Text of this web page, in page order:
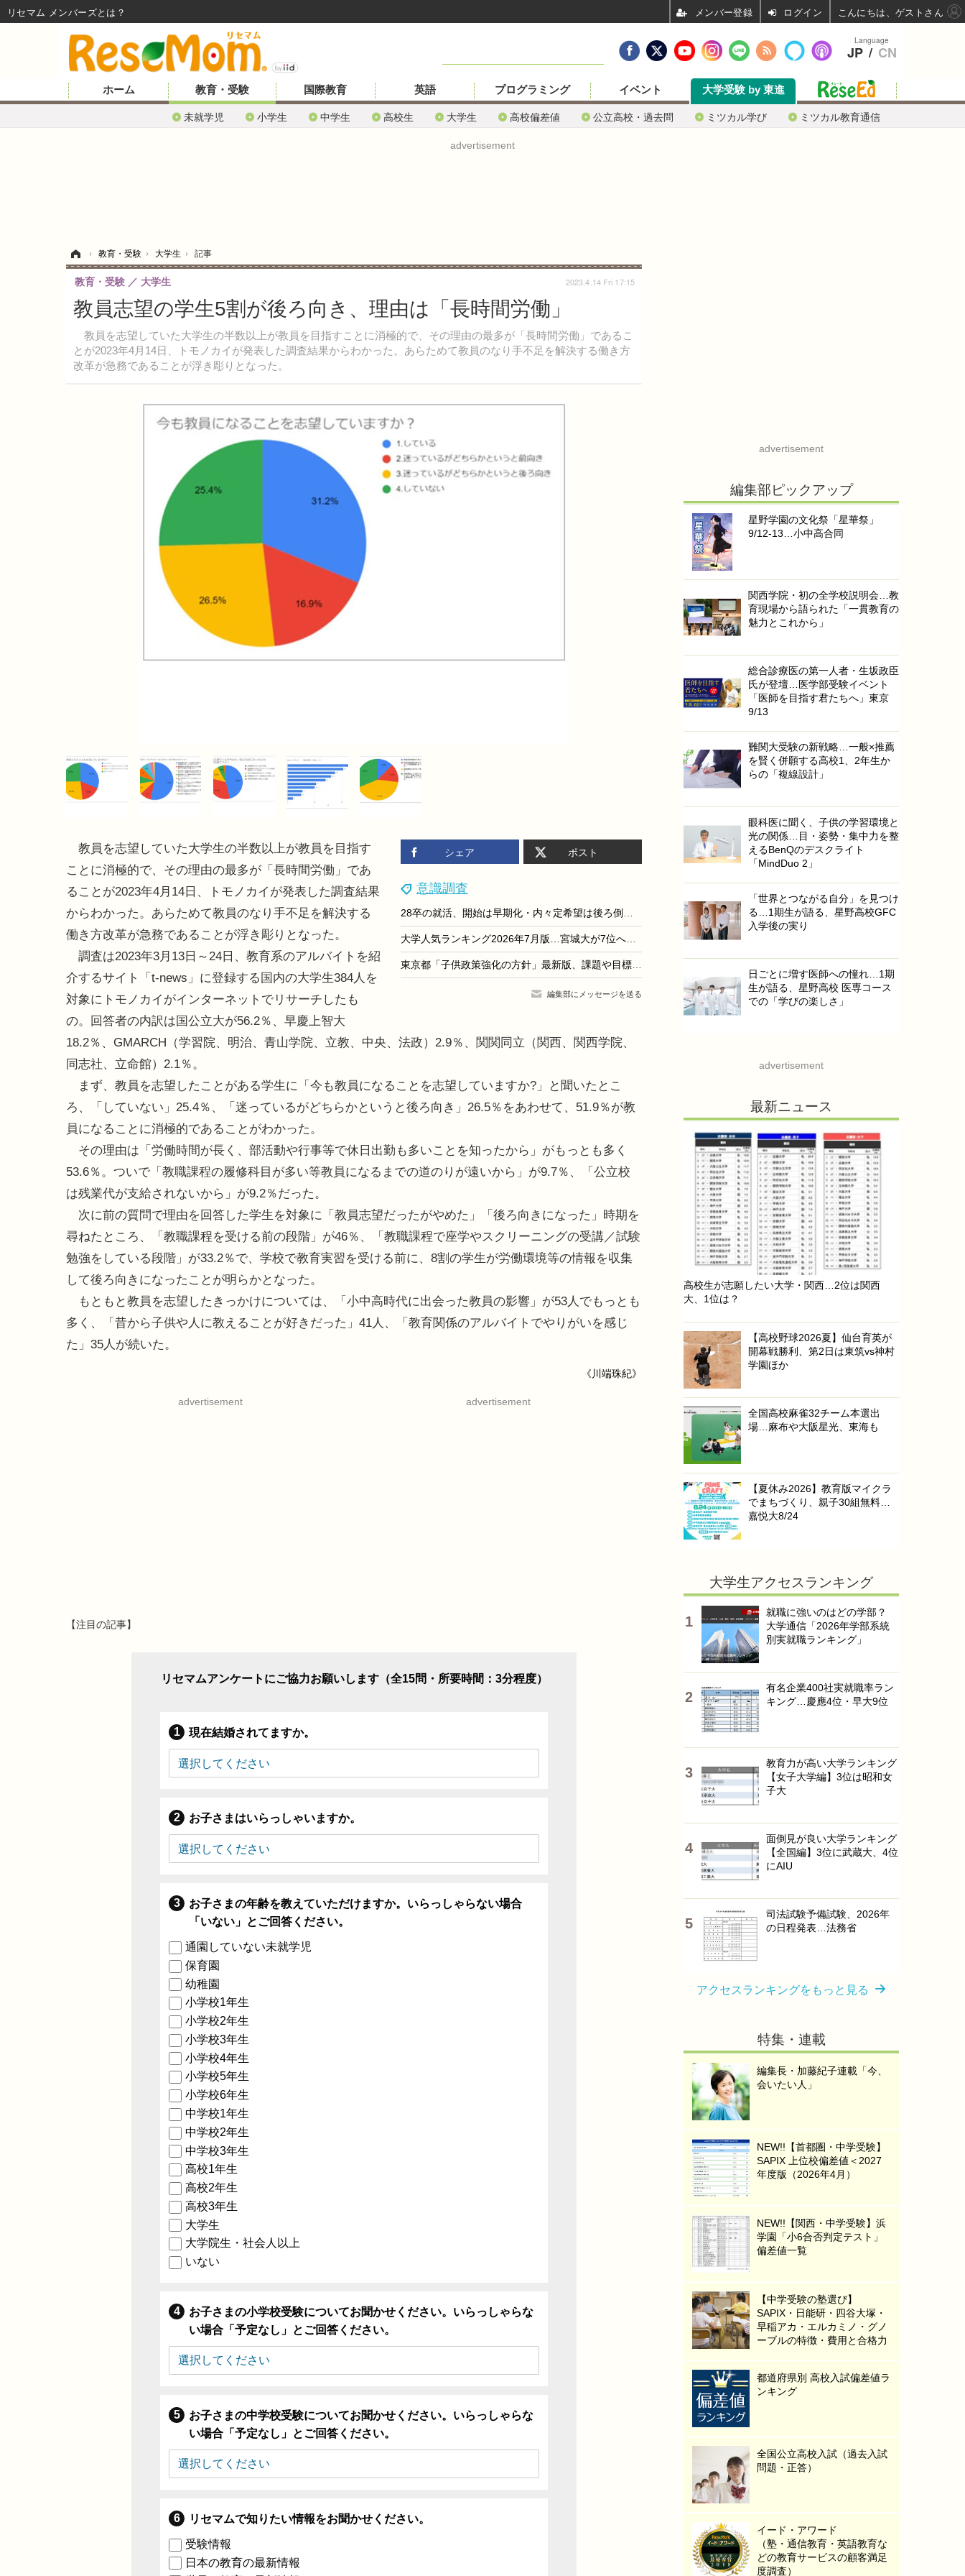
ホーム 教育・受験
未就学児 小学生 中学生 高校生 大学生 高校偏差値 公立高校・過去問 ミツカル学び ミツカル教育通信
国際教育 英語 プログラミング イベント 大学受験 by 東進
advertisement
› 教育・受験 › 大学生 › 記事
教員志望の学生5割が後ろ向き、理由は「長時間労働」
教員を志望していた大学生の半数以上が教員を目指すことに消極的で、その理由の最多が「長時間労働」であるこ
とが2023年4月14日、トモノカイが発表した調査結果からわかった。あらためて教員のなり手不足を解決する働き方
改革が急務であることが浮き彫りとなった。
教育・受験 大学生 2023.4.14 Fri 17:15
シェア ポスト
意識調査
28卒の就活、開始は早期化・内々定希望は後ろ倒し…dodaキャンパス調査
大学人気ランキング2026年7月版…宮城大が7位へ上昇
東京都「子供政策強化の方針」最新版、課題や目標値など
編集部にメッセージを送る
教員を志望していた大学生の半数以上が教員を目指す
ことに消極的で、その理由の最多が「長時間労働」であ
ることが2023年4月14日、トモノカイが発表した調査結果
からわかった。あらためて教員のなり手不足を解決する
働き方改革が急務であることが浮き彫りとなった。
調査は2023年3月13日～24日、教育系のアルバイトを紹
介するサイト「t-news」に登録する国内の大学生384人を
対象にトモノカイがインターネットでリサーチしたも
の。回答者の内訳は国公立大が56.2％、早慶上智大
18.2％、GMARCH（学習院、明治、青山学院、立教、中央、法政）2.9％、関関同立（関西、関西学院、
同志社、立命館）2.1％。
まず、教員を志望したことがある学生に「今も教員になることを志望していますか?」と聞いたとこ
ろ、「していない」25.4％、「迷っているがどちらかというと後ろ向き」26.5％をあわせて、51.9％が教
員になることに消極的であることがわかった。
その理由は「労働時間が長く、部活動や行事等で休日出勤も多いことを知ったから」がもっとも多く
53.6％。ついで「教職課程の履修科目が多い等教員になるまでの道のりが遠いから」が9.7％、「公立校
は残業代が支給されないから」が9.2％だった。
次に前の質問で理由を回答した学生を対象に「教員志望だったがやめた」「後ろ向きになった」時期を
尋ねたところ、「教職課程を受ける前の段階」が46％、「教職課程で座学やスクリーニングの受講／試験
勉強をしている段階」が33.2％で、学校で教育実習を受ける前に、8割の学生が労働環境等の情報を収集
して後ろ向きになったことが明らかとなった。
もともと教員を志望したきっかけについては、「小中高時代に出会った教員の影響」が53人でもっとも
多く、「昔から子供や人に教えることが好きだった」41人、「教育関係のアルバイトでやりがいを感じ
た」35人が続いた。
《川端珠紀》
advertisement advertisement
【注目の記事】
リセマムアンケートにご協力お願いします（全15問・所要時間：3分程度）
現在結婚されてますか。
お子さまはいらっしゃいますか。
お子さまの年齢を教えていただけますか。いらっしゃらない場合
「いない」とご回答ください。
通園していない未就学児
保育園
幼稚園
小学校1年生
小学校2年生
小学校3年生
小学校4年生
小学校5年生
小学校6年生
中学校1年生
中学校2年生
中学校3年生
高校1年生
高校2年生
高校3年生
大学生
大学院生・社会人以上
いない
お子さまの小学校受験についてお聞かせください。いらっしゃらな
い場合「予定なし」とご回答ください。
お子さまの中学校受験についてお聞かせください。いらっしゃらな
い場合「予定なし」とご回答ください。
リセマムで知りたい情報をお聞かせください。
受験情報
日本の教育の最新情報
advertisement
編集部ピックアップ
星野学園の文化祭「星華祭」
9/12-13…小中高合同
関西学院・初の全学校説明会…教
育現場から語られた「一貫教育の
魅力とこれから」
総合診療医の第一人者・生坂政臣
氏が登壇…医学部受験イベント
「医師を目指す君たちへ」東京
9/13
難関大受験の新戦略…一般×推薦
を賢く併願する高校1、2年生か
らの「複線設計」
眼科医に聞く、子供の学習環境と
光の関係…目・姿勢・集中力を整
えるBenQのデスクライト
「MindDuo 2」
「世界とつながる自分」を見つけ
る…1期生が語る、星野高校GFC
入学後の実り
日ごとに増す医師への憧れ…1期
生が語る、星野高校 医専コース
での「学びの楽しさ」
advertisement
最新ニュース
高校生が志願したい大学・関西…2位は関西
大、1位は？
【高校野球2026夏】仙台育英が
開幕戦勝利、第2日は東筑vs神村
学園ほか
全国高校麻雀32チーム本選出
場…麻布や大阪星光、東海も
【夏休み2026】教育版マイクラ
でまちづくり、親子30組無料…
嘉悦大8/24
大学生アクセスランキング
就職に強いのはどの学部？
大学通信「2026年学部系統
別実就職ランキング」
有名企業400社実就職率ラン
キング…慶應4位・早大9位
教育力が高い大学ランキング
【女子大学編】3位は昭和女
子大
面倒見が良い大学ランキング
【全国編】3位に武蔵大、4位
にAIU
司法試験予備試験、2026年
の日程発表…法務省
アクセスランキングをもっと見る
特集・連載
編集長・加藤紀子連載「今、
会いたい人」
NEW!!【首都圏・中学受験】
SAPIX 上位校偏差値＜2027
年度版（2026年4月）
NEW!!【関西・中学受験】浜
学園「小6合否判定テスト」
偏差値一覧
【中学受験の塾選び】
SAPIX・日能研・四谷大塚・
早稲アカ・エルカミノ・グノ
ーブルの特徴・費用と合格力
都道府県別 高校入試偏差値ラ
ンキング
全国公立高校入試（過去入試
問題・正答）
イード・アワード
（塾・通信教育・英語教育な
どの教育サービスの顧客満足
度調査）
Language
JP / CN
リセマム メンバーズ ログイン こんにちは、ゲストさん